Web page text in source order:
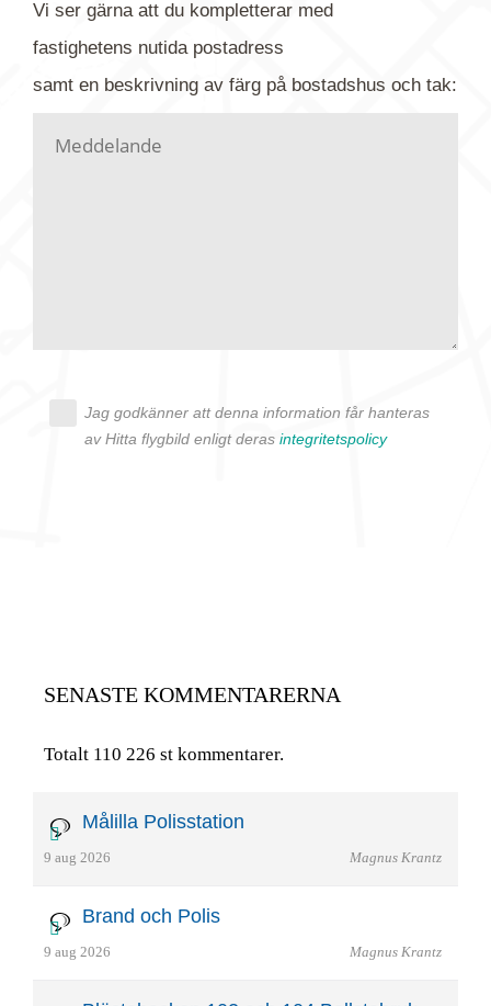
gärna av tavlan och bifoga bilden. Skicka sedan
din förfrågan till oss.
kontaktar dig så fort vi kan, givetvis utan
Vi ser gärna att du kompletterar med
fastighetens nutida postadress
samt en beskrivning av färg på bostadshus och tak:
Jag godkänner att denna information får hanteras
av Hitta flygbild enligt deras integritetspolicy
SENASTE KOMMENTARERNA
Totalt 110 226 st kommentarer.
Målilla Polisstation
9 aug 2026 Magnus Krantz
Brand och Polis
9 aug 2026 Magnus Krantz